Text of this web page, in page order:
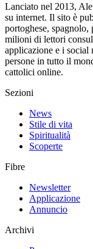
Lanciato nel 2013,
su internet. Il sito è
portoghese,
milioni di lettori
applicazione e i
persone in tutto il
cattolici online.
Sezioni
News
Stile di vita
Spiritualità
Scoperte
Fibre
Newsletter
Applicazione
Annuncio
Archivi